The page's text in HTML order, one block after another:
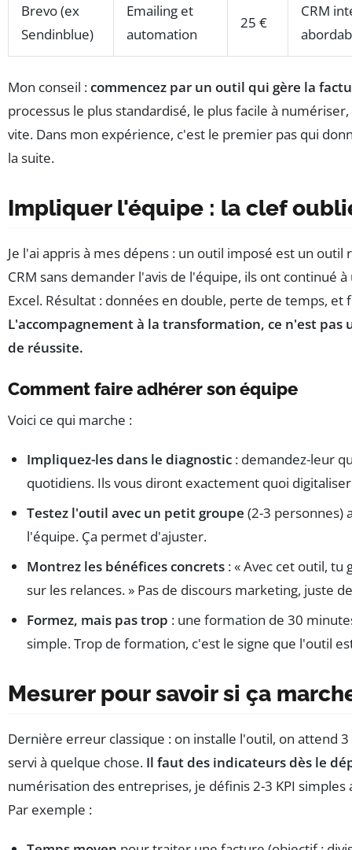
Brevo (ex
Sendinblue)
Emailing et
automation
25 €
CRM
Mon conseil :commencez par un outil qui gère la
processus le plus standardisé, le plus facile à
vite. Dans mon expérience, c'est le premier pas qui
la suite.
Impliquer l'équipe : la clef
Je l'ai appris à mes dépens : un outil imposé est un outil
CRM sans demander l'avis de l'équipe, ils ont continué
Excel. Résultat : données en double, perte de temps,
L'accompagnement à la transformation, ce n'est pas
de réussite.
Comment faire adhérer son équipe
Voici ce qui marche :
Impliquez-les dans le diagnostic : demandez-leur
quotidiens. Ils vous diront exactement quoi
Testez l'outil avec un petit groupe (2-3 personnes)
l'équipe. Ça permet d'ajuster.
Montrez les bénéfices concrets : « Avec cet outil, tu
sur les relances. » Pas de discours marketing, juste
Formez, mais pas trop : une formation de 30
simple. Trop de formation, c'est le signe que l'outil
Mesurer pour savoir si ça
Dernière erreur classique : on installe l'outil, on attend 3
servi à quelque chose. Il faut des indicateurs dès le
numérisation des entreprises, je définis 2-3 KPI
Par exemple :